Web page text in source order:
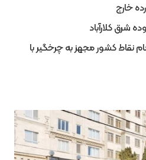
خارج
شرق کلارآباد
نقاط کشور مجهز به چرخگیر با